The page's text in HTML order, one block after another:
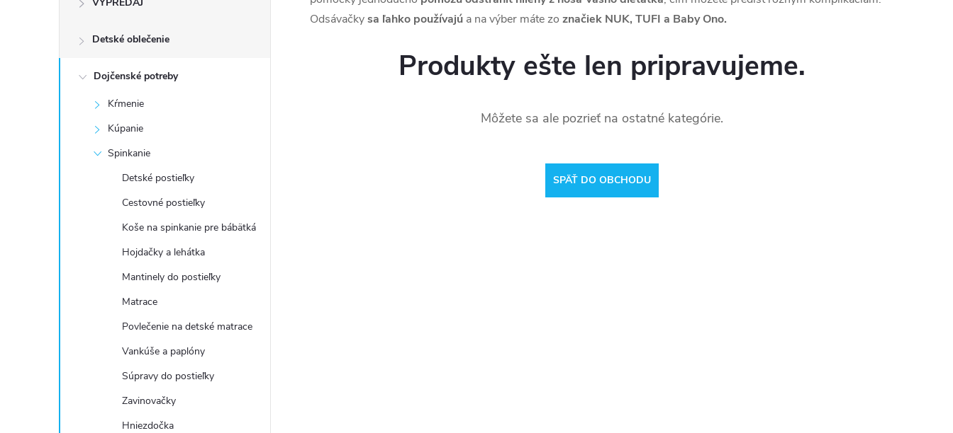
ý
Detské oblečenie
Dojčenské potreby
Kŕmenie
Kúpanie
Spinkanie
Detské postieľky
Cestovné postieľky
Koše na spinkanie pre bábätká
Hojdačky a lehátka
Mantinely do postieľky
Matrace
Povlečenie na detské matrace
Vankúše a paplóny
Súpravy do postieľky
Zavinovačky
Hniezdočka
Odsávačkysa ľahko používajú a na výber máte zo značiek NUK, TUFI a Baby Ono.
Produkty ešte len pripravujeme.
Môžete sa ale pozrieť na ostatné kategórie.
SPÄŤ DO OBCHODU